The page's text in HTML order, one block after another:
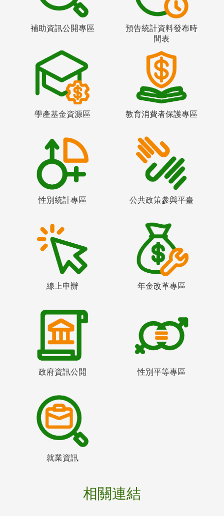
補助資訊公開專區
預告統計資料發布時
間表
學產基金資源區 教育消費者保護專區
性別統計專區 公共政策參與平臺
線上申辦 年金改革專區
政府資訊公開 性別平等專區
就業資訊
相關連結